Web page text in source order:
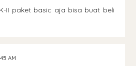
II paket basic aja bisa buat beli
AM